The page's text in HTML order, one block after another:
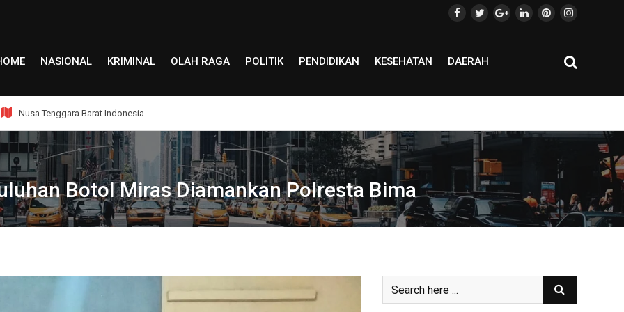
NASIONAL KRIMINAL OLAH RAGA POLITIK PENDIDIKAN KESEHATAN DAERAH
Nusa Tenggara Barat Indonesia
Botol Miras Diamankan Polresta Bima